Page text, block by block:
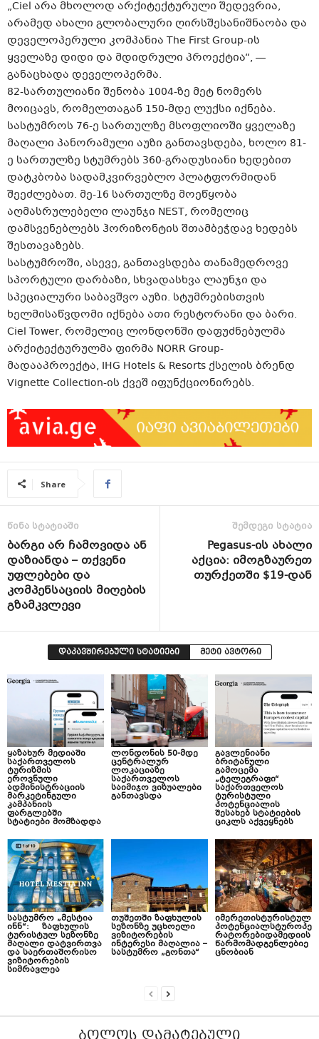
„Ciel არა მხოლოდ არქიტექტურული შედევრია,
არამედ ახალი გლობალური ღირსშესანიშნაობა და
დეველოპერული კომპანია The First Group-ის
ყველაზე დიდი და მდიდრული პროექტია“, —
განაცხადა დეველოპერმა.
82-სართულიანი შენობა 1004-ზე მეტ ნომერს
მოიცავს, რომელთაგან 150-მდე ლუქსი იქნება.
სასტუმროს 76-ე სართულზე მსოფლიოში ყველაზე
მაღალი პანორამული აუზი განთავსდება, ხოლო 81-
ე სართულზე სტუმრებს 360-გრადუსიანი ხედებით
დატკბობა სადამკვირვებლო პლატფორმიდან
შეეძლებათ. მე-16 სართულზე მოეწყობა
აღმასრულებელი ლაუნჯი NEST, რომელიც
დამსვენებლებს ჰორიზონტის შთამბეჭდავ ხედებს
შესთავაზებს.
სასტუმროში, ასევე, განთავსდება თანამედროვე
სპორტული დარბაზი, სხვადასხვა ლაუნჯი და
სპეციალური საბავშვო აუზი. სტუმრებისთვის
ხელმისაწვდომი იქნება ათი რესტორანი და ბარი.
Ciel Tower, რომელიც ლონდონში დაფუძნებულმა
არქიტექტურულმა ფირმა NORR Group-
მადააპროექტა, IHG Hotels & Resorts ქსელის ბრენდ
Vignette Collection-ის ქვეშ იფუნქციონირებს.
Share
წინა სტატიაში
ბარგი არ ჩამოვიდა ან
დაზიანდა – თქვენი
უფლებები და
კომპენსაციის მიღების
გზამკვლევი
შემდეგი სტატია
Pegasus-ის ახალი
აქცია: იმოგზაურეთ
თურქეთში $19-დან
დაკავშირებული სტატიები მეტი ავტორი
ყაზახურ მედიაში
საქართველოს
ტურიზმის
ეროვნული
ადმინისტრაციის
მარკეტინგული
კამპანიის
ფარგლებში
სტატიები მომზადდა
ლონდონის 50-მდე
ცენტრალურ
ლოკაციაზე
საქართველოს
საიმიჯო ვიზუალები
განთავსდა
გავლენიანი
ბრიტანული
გამოცემა
„ტელეგრაფი“
საქართველოს
ტურისტული
პოტენციალის
შესახებ სტატიების
ციკლს აქვეყნებს
სასტუმრო „მესტია
ინნ“: ზაფხულის
ტურისტულ სეზონზე
მაღალი დატვირთვა
და საერთაშორისო
ვიზიტორების
სიმრავლეა
თუშეთში ზაფხულის
სეზონზე უცხოელი
ვიზიტორების
ინტერესი მაღალია –
სასტუმრო „გონთა“
იმერეთისტურისტულ
პოტენციალსტუროპე
რატორებიდამედიის
წარმომადგენლებიე
ცნობიან